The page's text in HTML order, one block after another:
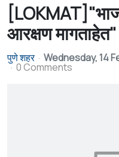
आरक्षण मागताहेत"
पुणे शहर Wednesday, 14
0 Comments